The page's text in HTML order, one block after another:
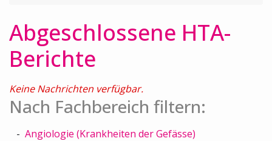
Abgeschlossene HTA-
Berichte
Keine Nachrichten verfügbar.
Nach Fachbereich filtern:
Angiologie (Krankheiten der Gefässe)